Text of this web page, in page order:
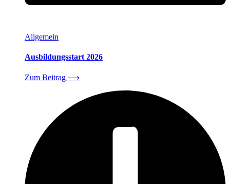
Allgemein
Ausbildungsstart 2026
Zum Beitrag ⟶